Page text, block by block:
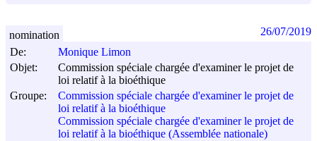
De:
Monique Limon
Objet:
Commission spéciale chargée d'examiner le projet de
loi relatif à la bioéthique
Groupe:
Commission spéciale chargée d'examiner le projet de
loi relatif à la bioéthique
Commission spéciale chargée d'examiner le projet de
loi relatif à la bioéthique (Assemblée nationale)
nomination 26/07/2019